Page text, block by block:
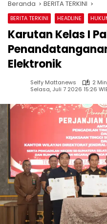
Beranda BERITA TERKINI
BERITA TERKINI HEADLINE
Karutan Kelas I
Elektronik
Selfy Mattanews
2
Selasa, Juli 7 2026 15:26